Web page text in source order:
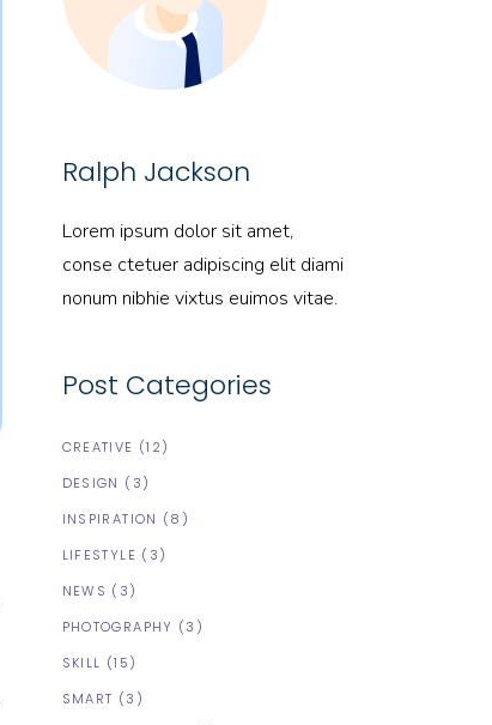
Ralph Jackson
Lorem ipsum dolor sit amet,
conse ctetuer adipiscing elit diami
nonum nibhie vixtus euimos vitae.
Post Categories
CREATIVE (12)
DESIGN (3)
INSPIRATION (8)
LIFESTYLE (3)
NEWS (3)
PHOTOGRAPHY (3)
SKILL (15)
SMART (3)